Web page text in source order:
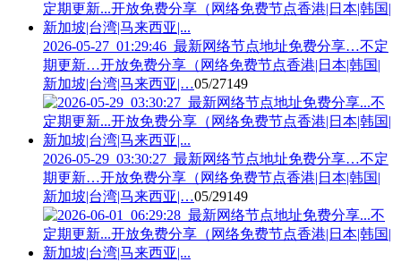
2026-05-27_01:29:46_最新网络节点地址免费分享…不定
期更新…开放免费分享（网络免费节点香港|日本|韩国|
新加坡|台湾|马来西亚|…05/27149
2026-05-29_03:30:27_最新网络节点地址免费分享…不定
期更新…开放免费分享（网络免费节点香港|日本|韩国|
新加坡|台湾|马来西亚|…05/29149